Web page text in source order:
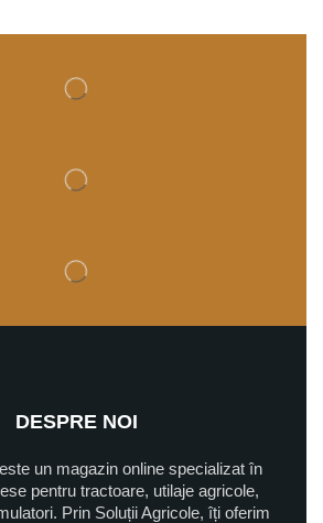
DESPRE NOI
un magazin online specializat în
pentru tractoare, utilaje agricole,
Prin Soluții Agricole, îți oferim